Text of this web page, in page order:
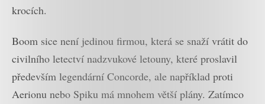
krocích.
Boom sice není jedinou firmou, která se snaží vrátit do
civilního letectví nadzvukové letouny, které proslavil
především legendární Concorde, ale například proti
Aerionu nebo Spiku má mnohem větší plány. Zatímco